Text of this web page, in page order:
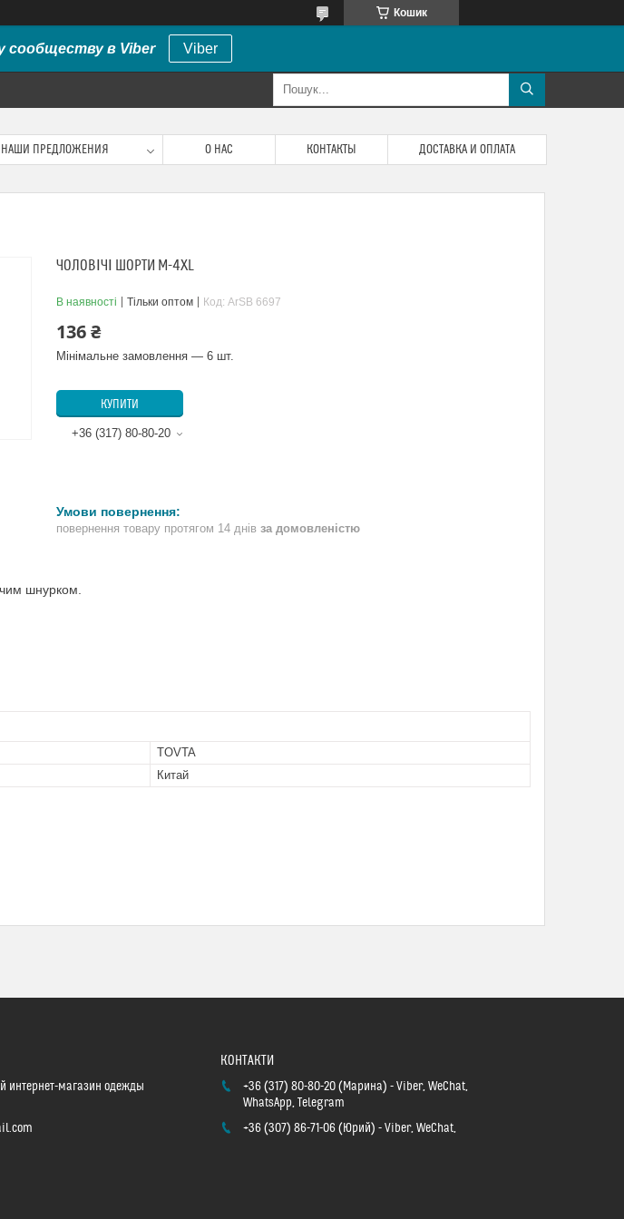
Кошик
сообществу в Viber Viber
НАШИ ПРЕДЛОЖЕНИЯ О НАС КОНТАКТЫ ДОСТАВКА И ОПЛАТА
ЧОЛОВІЧІ ШОРТИ M-4XL
В наявності Тільки оптом Код: ArSB 6697
136 ₴
Мінімальне замовлення — 6 шт.
КУПИТИ
+36 (317) 80-80-20
повернення товару протягом 14 днів за домовленістю
шнурком.
TOVTA
Китай
интернет-магазин одежды
+36 (317) 80-80-20 Марина
Viber, WeChat,
WhatsApp, Telegram
+36 (307) 86-71-06
Юрий Viber, WeChat,